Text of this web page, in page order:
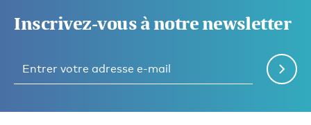
Inscrivez-vous à notre newsletter